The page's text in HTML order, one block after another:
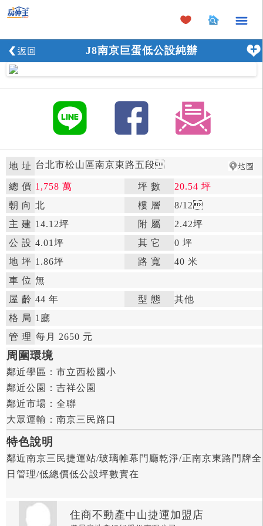
×
J8南京巨蛋低公設純辦
地 址 台北市松山區南京東路五段
總 價 1,758 萬 坪 數 20.54 坪
朝 向 北 樓 層 8/12
主 建 14.12坪 附 屬 2.42坪
公 設 4.01坪 其 它
0 坪
地 坪 1.86坪 路 寬
40 米
車 位 無
屋 齡 44 年 型 態 其他
格 局 1廳
管 理 每月 2650 元
周圍環境
鄰近學區： 市立西松國小
鄰近公園： 吉祥公園
鄰近市場： 全聯
大眾運輸： 南京三民路口
特色說明
鄰近南京三民捷運站/玻璃帷幕門廳乾淨/正南京東路門牌全
日管理/低總價低公設坪數實在
住商不動產中山捷運加盟店